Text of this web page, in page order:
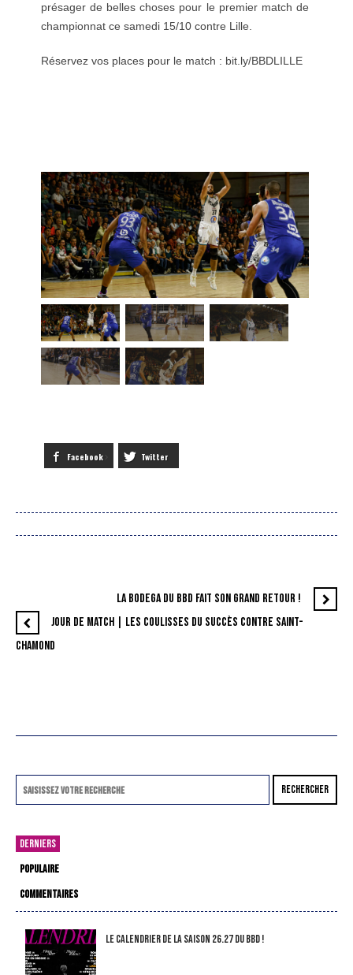
présager de belles choses pour le premier match de
championnat ce samedi 15/10 contre Lille.
Réservez vos places pour le match : bit.ly/BBDLILLE
Facebook Twitter
LA BODEGA DU BBD FAIT SON GRAND RETOUR !
JOUR DE MATCH | LES COULISSES DU SUCCÈS CONTRE SAINT-
CHAMOND
RECHERCHER
DERNIERS
POPULAIRE
COMMENTAIRES
LE CALENDRIER DE LA SAISON 26.27 DU BBD !